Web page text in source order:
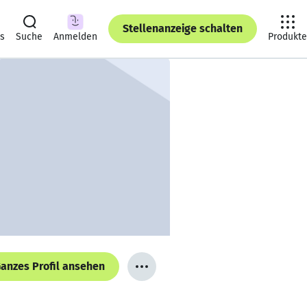
Suche Anmelden
Stellenanzeige schalten
Produkte
Profil ansehen